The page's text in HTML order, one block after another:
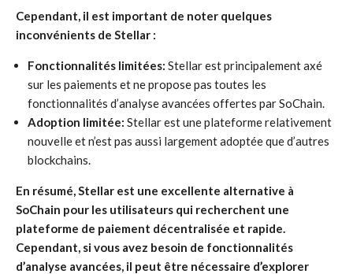
Cependant, il est important de noter quelques
inconvénients de Stellar :
Fonctionnalités limitées: Stellar est principalement axé
sur les paiements et ne propose pas toutes les
fonctionnalités d’analyse avancées offertes par SoChain.
Adoption limitée: Stellar est une plateforme relativement
nouvelle et n’est pas aussi largement adoptée que d’autres
blockchains.
En résumé, Stellar est une excellente alternative à
SoChain pour les utilisateurs qui recherchent une
plateforme de paiement décentralisée et rapide.
Cependant, si vous avez besoin de fonctionnalités
d’analyse avancées, il peut être nécessaire d’explorer